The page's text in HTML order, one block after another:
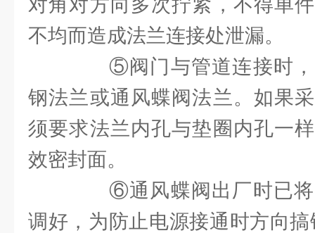
对角对方向多次拧紧，不得单
不均而造成法兰连接处泄漏。
⑤阀门与管道连接时，
钢法兰或通风蝶阀法兰。如果
须要求法兰内孔与垫圈内孔一
效密封面。
⑥通风蝶阀出厂时已将
调好，为防止电源接通时方向